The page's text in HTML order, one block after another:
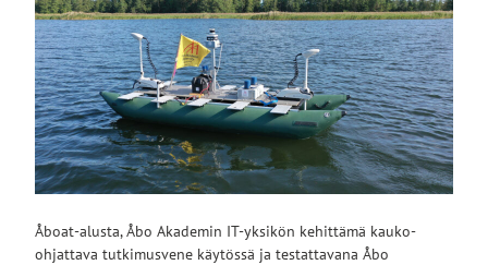
Åboat-alusta, Åbo Akademin IT-yksikön kehittämä kauko-
ohjattava tutkimusvene käytössä ja testattavana Åbo